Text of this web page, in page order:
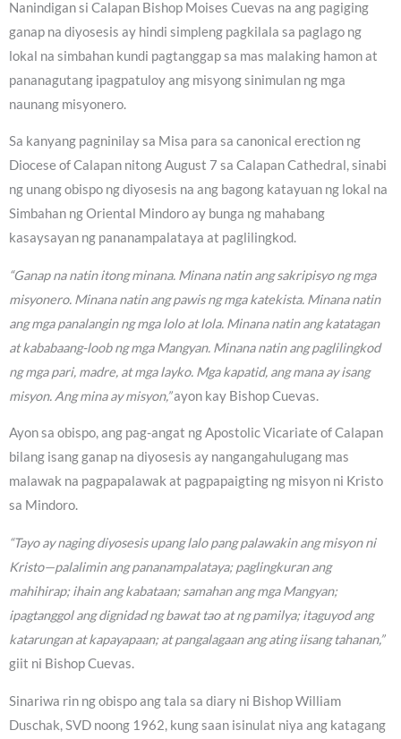
Nanindigan si Calapan Bishop Moises Cuevas na ang pagiging
ganap na diyosesis ay hindi simpleng pagkilala sa paglago ng
lokal na simbahan kundi pagtanggap sa mas malaking hamon at
pananagutang ipagpatuloy ang misyong sinimulan ng mga
naunang misyonero.
Sa kanyang pagninilay sa Misa para sa canonical erection ng
Diocese of Calapan nitong August 7 sa Calapan Cathedral, sinabi
ng unang obispo ng diyosesis na ang bagong katayuan ng lokal na
Simbahan ng Oriental Mindoro ay bunga ng mahabang
kasaysayan ng pananampalataya at paglilingkod.
“Ganap na natin itong minana. Minana natin ang sakripisyo ng mga
misyonero. Minana natin ang pawis ng mga katekista. Minana natin
ang mga panalangin ng mga lolo at lola. Minana natin ang katatagan
at kababaang-loob ng mga Mangyan. Minana natin ang paglilingkod
ng mga pari, madre, at mga layko. Mga kapatid, ang mana ay isang
misyon. Ang mina ay misyon,”ayon kay Bishop Cuevas.
Ayon sa obispo, ang pag-angat ng Apostolic Vicariate of Calapan
bilang isang ganap na diyosesis ay nangangahulugang mas
malawak na pagpapalawak at pagpapaigting ng misyon ni Kristo
sa Mindoro.
“Tayo ay naging diyosesis upang lalo pang palawakin ang misyon ni
Kristo—palalimin ang pananampalataya; paglingkuran ang
mahihirap; ihain ang kabataan; samahan ang mga Mangyan;
ipagtanggol ang dignidad ng bawat tao at ng pamilya; itaguyod ang
katarungan at kapayapaan; at pangalagaan ang ating iisang tahanan,”
giit ni Bishop Cuevas.
Sinariwa rin ng obispo ang tala sa diary ni Bishop William
Duschak, SVD noong 1962, kung saan isinulat niya ang katagang